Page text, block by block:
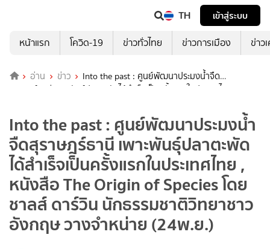
TH
เข้าสู่ระบบ
หน้าแรก
โควิด-19 ข่าวทั่วไทย ข่าวการเมือง ข่าว
อ่าน ข่าว
Into the past : ศูนย์พัฒนาประมงน้ำจืด
สุราษฎร์ธานี เพาะพันธุ์ปลาตะพัดได้สำเร็จเป็นครั้งแรกในประเทศไทย ,
Into the past : ศูนย์พัฒนาประมงน้ำ
จืดสุราษฎร์ธานี เพาะพันธุ์ปลาตะพัด
ได้สำเร็จเป็นครั้งแรกในประเทศไทย ,
หนังสือ The Origin of Species โดย
ชาลส์ ดาร์วิน นักธรรมชาติวิทยาชาว
อังกฤษ วางจำหน่าย (24พ.ย.)